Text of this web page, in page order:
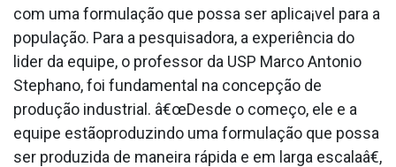
com uma formulação que possa ser aplica¡vel para a
população. Para a pesquisadora, a experiência do
lider da equipe, o professor da USP Marco Antonio
Stephano, foi fundamental na concepção de
produção industrial. â€œDesde o começo, ele e a
equipe estãoproduzindo uma formulação que possa
ser produzida de maneira rápida e em larga escalaâ€,